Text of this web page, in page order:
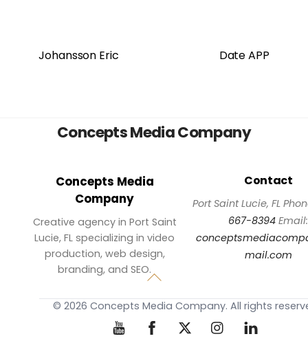
Johansson Eric Date APP
Back
Concepts Media Company
Concepts Media
Company
Creative agency in Port Saint
Lucie, FL specializing in video
production, web design,
branding, and SEO.
Contact
Port Saint Lucie, FL
667-8394 Email:
mail.com
© 2026 Concepts Media Company. All rights
YouTubeFacebookTwitter Instagram